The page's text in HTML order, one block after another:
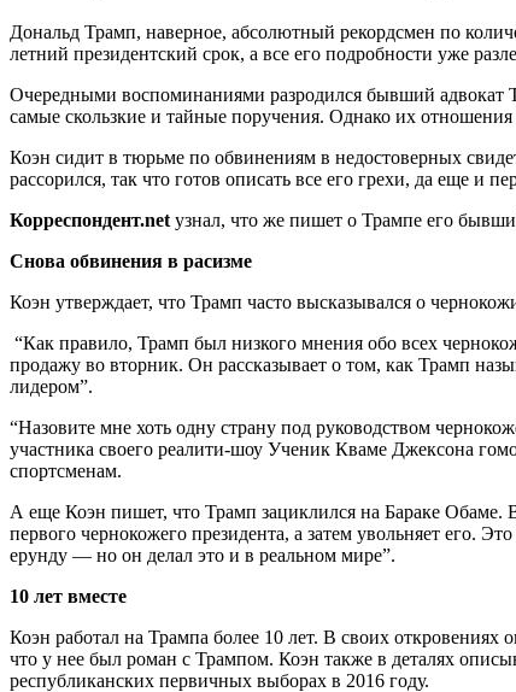
Дональд Трамп, наверное, абсолютный рекордсмен по
летний президентский срок, а все его подробности уже
Очередными воспоминаниями разродился бывший адвокат
самые скользкие и тайные поручения. Однако их
Коэн сидит в тюрьме по обвинениям в недостоверных
рассорился, так что готов описать все его грехи, да еще и
Корреспондент.net узнал, что же пишет о Трампе его
Снова обвинения в расизме
Коэн утверждает, что Трамп часто высказывался о
“Как правило, Трамп был низкого мнения обо всех
продажу во вторник. Он рассказывает о том, как Трамп
лидером”.
“Назовите мне хоть одну страну под руководством
участника своего реалити-шоу Ученик Кваме Джексона
спортсменам.
А еще Коэн пишет, что Трамп зациклился на Бараке Обаме.
первого чернокожего президента, а затем увольняет его.
ерунду — но он делал это и в реальном мире”.
10 лет вместе
Коэн работал на Трампа более 10 лет. В своих откровениях
что у нее был роман с Трампом. Коэн также в деталях
республиканских первичных выборах в 2016 году.